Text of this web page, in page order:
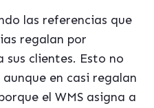
las referencias que
regalan por
sus clientes. Esto no
en casi regalan
el WMS asigna a